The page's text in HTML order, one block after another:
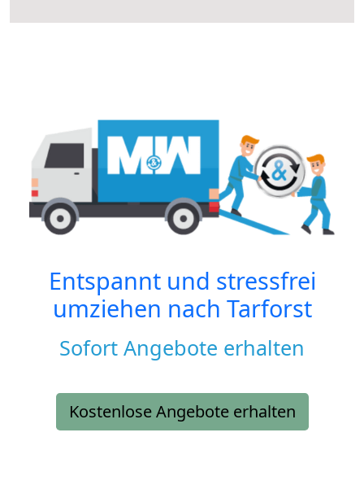
Entspannt und stressfrei
umziehen nach Tarforst
Sofort Angebote erhalten
Kostenlose Angebote erhalten